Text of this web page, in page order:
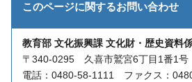
このページに関するお問い合わせ
教育部 文化振興課 文化財・歴史資料
〒340-0295 久喜市鷲宮6丁目1番1号
電話：0480-58-1111 ファクス：